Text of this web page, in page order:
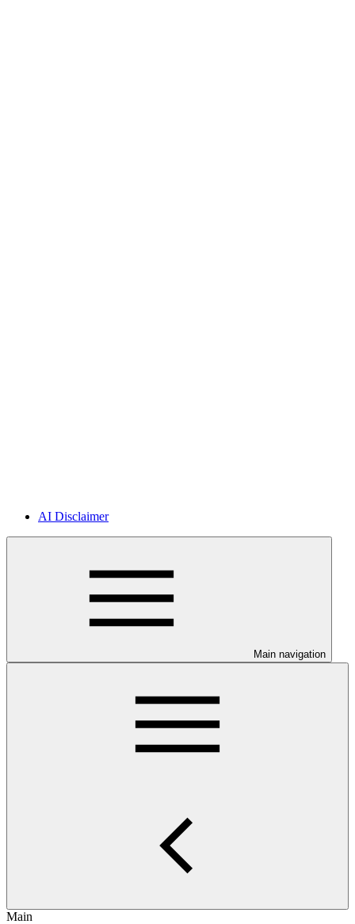
AI Disclaimer
Main navigation
Main